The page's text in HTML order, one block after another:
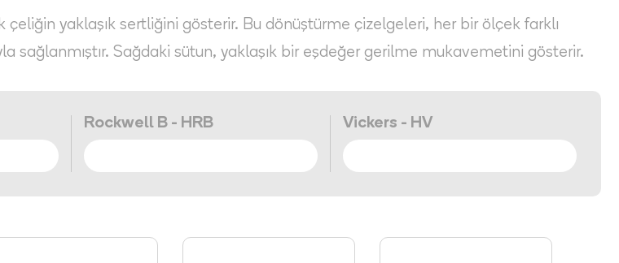
yaklaşık sertliğini gösterir. Bu dönüştürme çizelgeleri, her bir ölçek farklı
sağlanmıştır. Sağdaki sütun, yaklaşık bir eşdeğer gerilme mukavemetini gösterir.
Rockwell B - HRB Vickers - HV